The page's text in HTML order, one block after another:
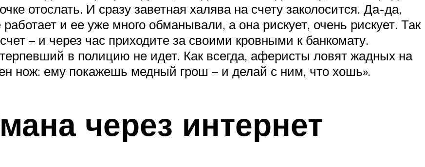
отослать. И сразу заветная халява на счету заколосится. Да-да,
и ее уже много обманывали, а она рискует, очень рискует. Так
– и через час приходите за своими кровными к банкомату.
в полицию не идет. Как всегда, аферисты ловят жадных на
нож: ему покажешь медный грош – и делай с ним, что хошь».
через интернет